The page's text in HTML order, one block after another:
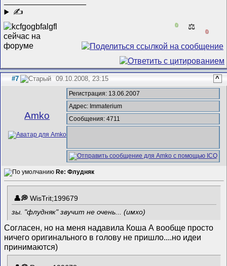
✍
0 ⚖️
0
#7 09.10.2008, 23:15 ^
Amko
Регистрация: 13.06.2007
Адрес: Immaterium
Сообщения: 4711
Re: Флудняк
WisTrit;199679
зы. "флудняк" звучит не очень... (имхо)
Согласен, но на меня надавила Коша А вообще просто
ничего оригинального в голову не пришло....но идеи
принимаются)